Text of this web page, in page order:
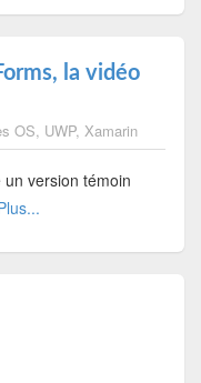
la vidéo
OS, UWP, Xamarin
un version témoin